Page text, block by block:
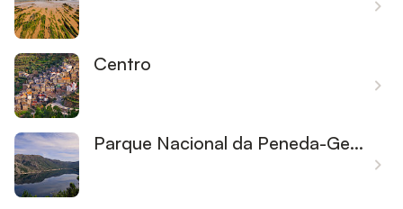
Centro
Parque Nacional da Peneda-Gerês